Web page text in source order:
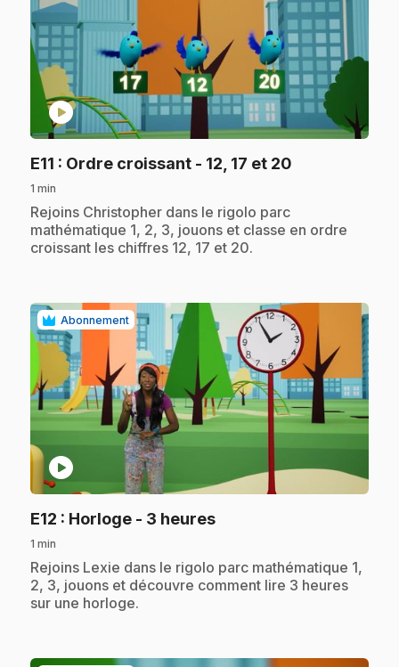
play_circle
E11 : Ordre croissant - 12, 17 et 20
1 min
.Rejoins Christopher dans le rigolo parc
mathématique 1, 2, 3, jouons et classe en ordre
croissant les chiffres 12, 17 et 20.
Abonnement
play_circle
E12 : Horloge - 3 heures.
1 min
.Rejoins Lexie dans le rigolo parc mathématique 1,
2, 3, jouons et découvre comment lire 3 heures
sur une horloge.